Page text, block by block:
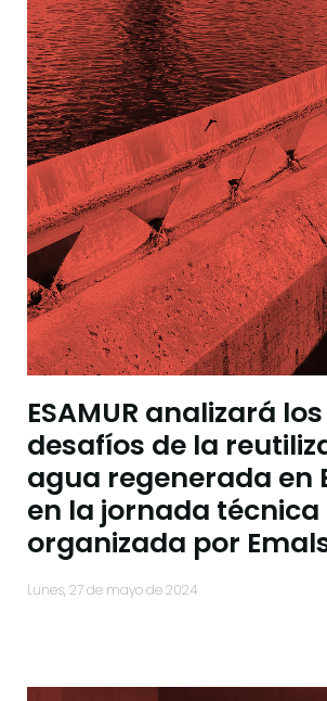
ESAMUR analizará
desafíos de la
agua regenerada en
en la jornada técnica
organizada por
lunes, 27 de mayo de 2024